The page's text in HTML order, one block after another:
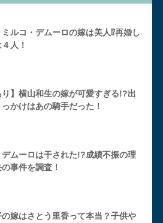
ミルコ・デムーロの嫁は美人⁉︎再婚し
人！
り】横山和生の嫁が可愛すぎる!?出
かけはあの騎手だった！
デムーロは干された!?成績不振の理
事件を調査！
嫁はさとう里香って本当？子供や